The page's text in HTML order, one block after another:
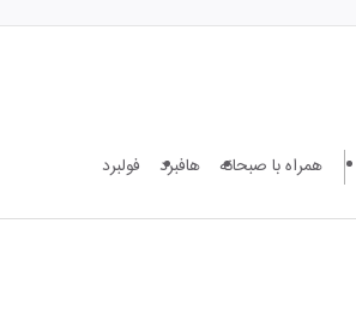
همراه با صبحانه هافبرد فولبرد